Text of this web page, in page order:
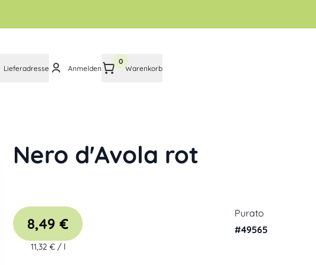
Lieferadresse Anmelden
0
Warenkorb
Nero d'Avola rot
Purato
#49565
8,49 €
11,32 €/ l